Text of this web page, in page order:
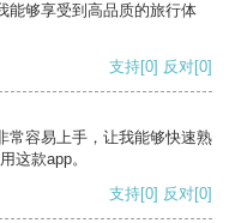
能够享受到高品质的旅行体
支持[0] 反对[0]
常容易上手，让我能够快速熟
这款app。
支持[0] 反对[0]